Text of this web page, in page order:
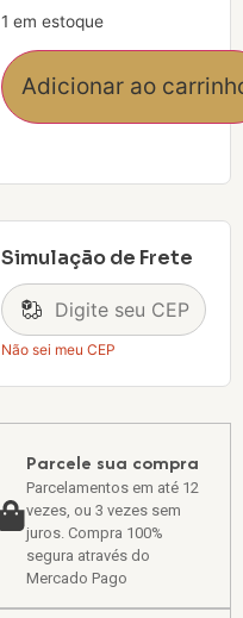
1 em estoque
Adicionar ao
Simulação de Frete
Não sei meu CEP
Parcele sua compra
Parcelamentos em até 12
vezes, ou 3 vezes sem
juros. Compra 100%
segura através do
Mercado Pago